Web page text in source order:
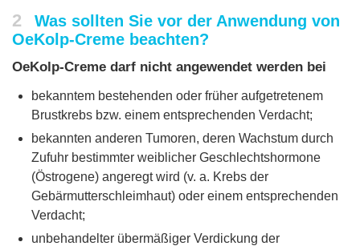
2
Was sollten Sie vor der Anwendung von
OeKolp-Creme beachten?
OeKolp-Creme darf nicht angewendet werden bei
bekanntem bestehenden oder früher aufgetretenem
Brustkrebs bzw. einem entsprechenden Verdacht;
bekannten anderen Tumoren, deren Wachstum durch
Zufuhr bestimmter weiblicher Geschlechtshormone
(Östrogene) angeregt wird (v. a. Krebs der
Gebärmutterschleimhaut) oder einem entsprechenden
Verdacht;
unbehandelter übermäßiger Verdickung der